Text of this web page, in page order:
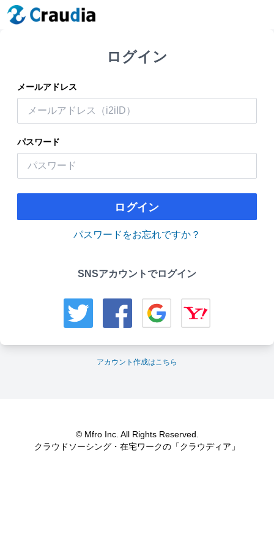
ログイン
メールアドレス
パスワード
ログイン
パスワードをお忘れですか？
SNSアカウントでログイン
アカウント作成はこちら
© Mfro Inc. All Rights Reserved.
クラウドソーシング・在宅ワークの「クラウディア」